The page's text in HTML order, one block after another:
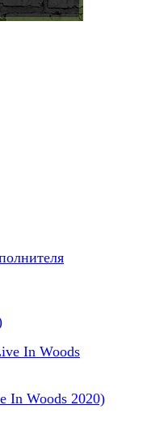
In Woods 2020)